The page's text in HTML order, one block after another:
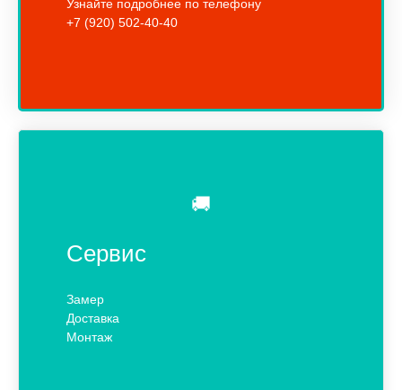
Узнайте подробнее по телефону
+7 (920) 502-40-40
🚚
Сервис
Замер
Доставка
Монтаж